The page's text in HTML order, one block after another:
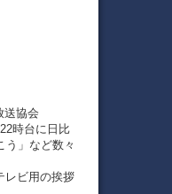
送協会
時台に日比
う」など数々
レビ用の挨拶